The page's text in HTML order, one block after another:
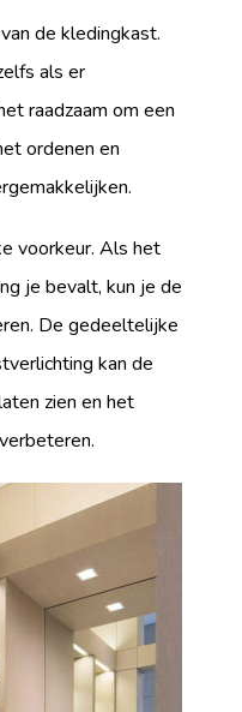
de kledingkast.
als er
raadzaam om een
ordenen en
voorkeur. Als het
je bevalt, kun je de
De gedeeltelijke
kan de
zien en het